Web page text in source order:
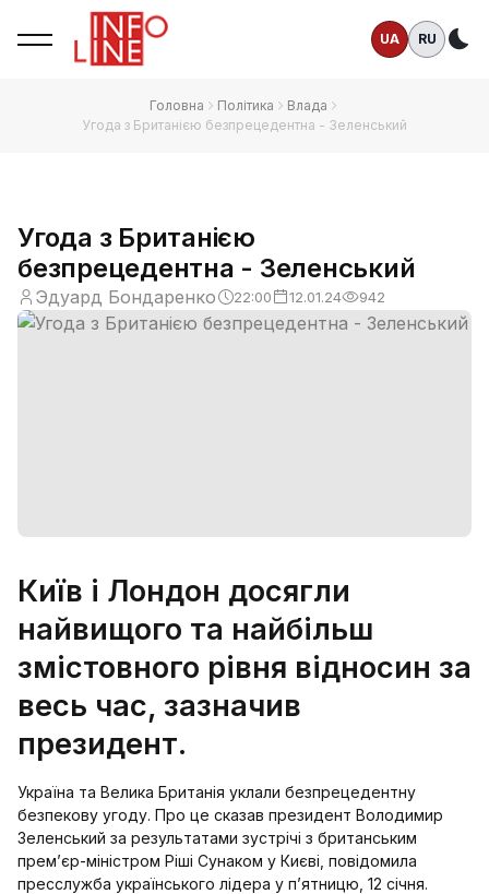
UA RU
Головна Політика
Влада
Угода з Британією безпрецедентна - Зеленський
Угода з Британією
безпрецедентна - Зеленський
Эдуард Бондаренко 22:00 12.01.24 942
Київ і Лондон досягли
найвищого та найбільш
змістовного рівня відносин за
весь час, зазначив
президент.
Україна та Велика Британія уклали безпрецедентну
безпекову угоду. Про це сказав президент Володимир
Зеленський за результатами зустрічі з британським
прем’єр-міністром Ріші Сунаком у Києві, повідомила
пресслужба українського лідера у п’ятницю, 12 січня.